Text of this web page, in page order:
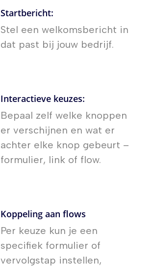
Startbericht:
Stel een welkomsbericht in
dat past bij jouw bedrijf.
Interactieve keuzes:
Bepaal zelf welke knoppen
er verschijnen en wat er
achter elke knop gebeurt –
formulier, link of flow.
Koppeling aan flows
Per keuze kun je een
specifiek formulier of
vervolgstap instellen,